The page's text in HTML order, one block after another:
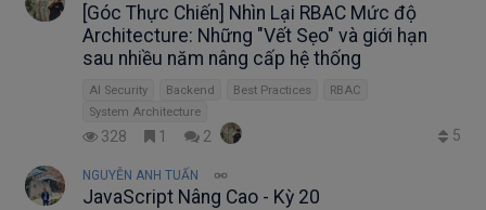
[Góc Thực Chiến] Nhìn Lại RBAC Mức độ
Architecture: Những "Vết Sẹo" và giới hạn
sau nhiều năm nâng cấp hệ thống
AI Security Backend Best Practices
RBAC
System Architecture
328 1 2 5
NGUYỄN ANH TUẤN
JavaScript Nâng Cao - Kỳ 20